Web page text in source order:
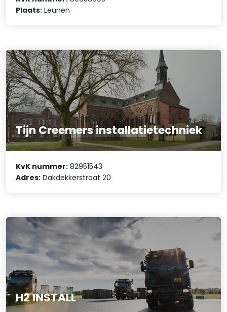
Plaats: Leunen
Tijn Creemers installatietechniek
KvK nummer: 82951543
Adres: Dakdekkerstraat 20
H2 INSTALL